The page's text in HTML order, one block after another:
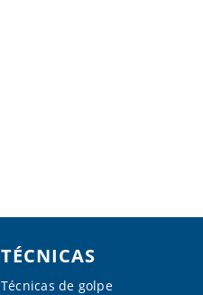
TÉCNICAS
Técnicas de golpe